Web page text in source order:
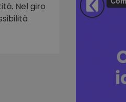
Nel giro